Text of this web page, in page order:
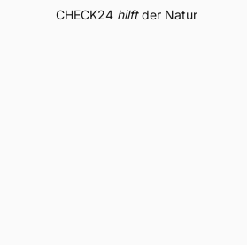
CHECK24 hilftder Natur